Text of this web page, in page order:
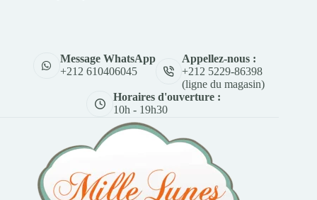
Message WhatsApp
+212 610406045
Appellez-nous :
+212 5229-86398
(ligne du magasin)
Horaires d'ouverture :
10h - 19h30